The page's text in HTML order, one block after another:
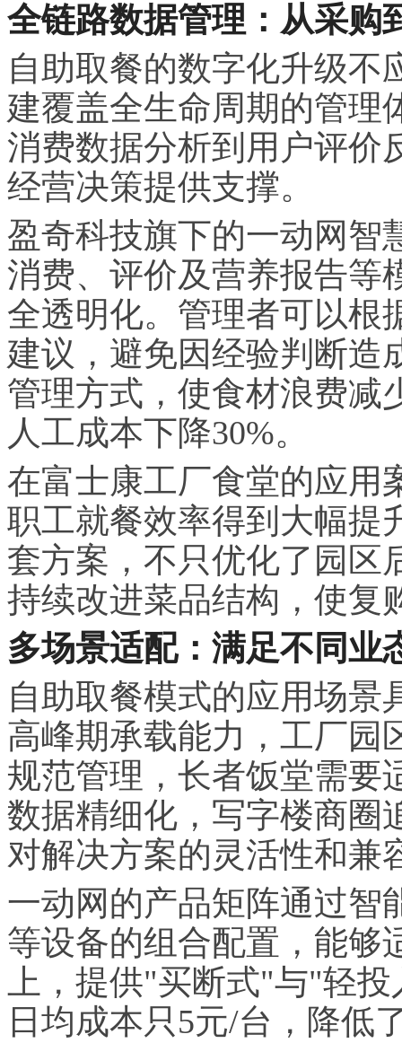
全链路数据管理：从采购
自助取餐的数字化升级不
建覆盖全生命周期的管理
消费数据分析到用户评价
经营决策提供支撑。
盈奇科技旗下的一动网智
消费、评价及营养报告等
全透明化。管理者可以根
建议，避免因经验判断造
管理方式，使食材浪费减
人工成本下降30%。
在富士康工厂食堂的应用
职工就餐效率得到大幅提
套方案，不只优化了园区
持续改进菜品结构，使复
多场景适配：满足不同业
自助取餐模式的应用场景
高峰期承载能力，工厂园
规范管理，长者饭堂需要
数据精细化，写字楼商圈
对解决方案的灵活性和兼
一动网的产品矩阵通过智
等设备的组合配置，能够
上，提供"买断式"与"轻
日均成本只5元/台，降低